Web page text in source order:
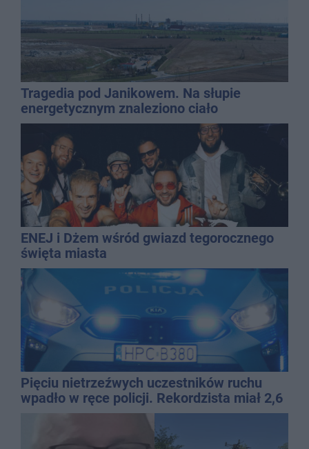
Tragedia pod Janikowem. Na słupie
energetycznym znaleziono ciało
mężczyzny
ENEJ i Dżem wśród gwiazd tegorocznego
święta miasta
Pięciu nietrzeźwych uczestników ruchu
wpadło w ręce policji. Rekordzista miał 2,6